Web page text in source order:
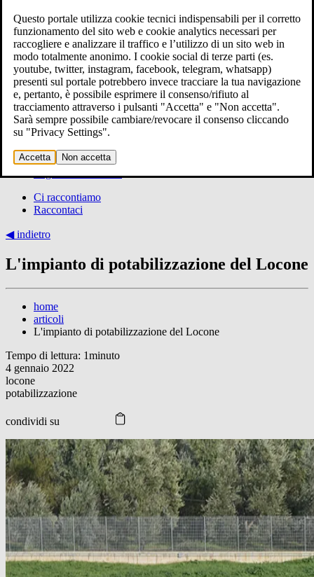
Eventi
Rubriche
Un tanto d'acqua
Racconti di terra e di acqua
GenH₂O
TVA Talk
10 in condotta
Magazine
Viaggiando con Manuela Vitulli
In gita con Pinuccio
Ci raccontiamo
Raccontaci
◀︎ indietro
L'impianto di potabilizzazione del Locone
home
articoli
L'impianto di potabilizzazione del Locone
Tempo di lettura: 1minuto
4 gennaio 2022
locone
potabilizzazione
condividi su
Questo portale utilizza cookie tecnici indispensabili per il corretto
funzionamento del sito web e cookie analytics necessari per
raccogliere e analizzare il traffico e l’utilizzo di un sito web in
modo totalmente anonimo. I cookie social di terze parti (es.
youtube, twitter, instagram, facebook, telegram, whatsapp)
presenti sul portale potrebbero invece tracciare la tua navigazione
e, pertanto, è possibile esprimere il consenso/rifiuto al
tracciamento attraverso i pulsanti "Accetta" e "Non accetta".
Sarà sempre possibile cambiare/revocare il consenso cliccando
su "Privacy Settings".
Accetta Non accetta